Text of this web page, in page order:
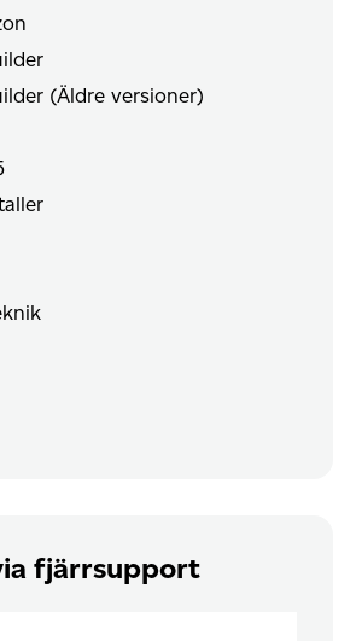
(Äldre versioner)
fjärrsupport